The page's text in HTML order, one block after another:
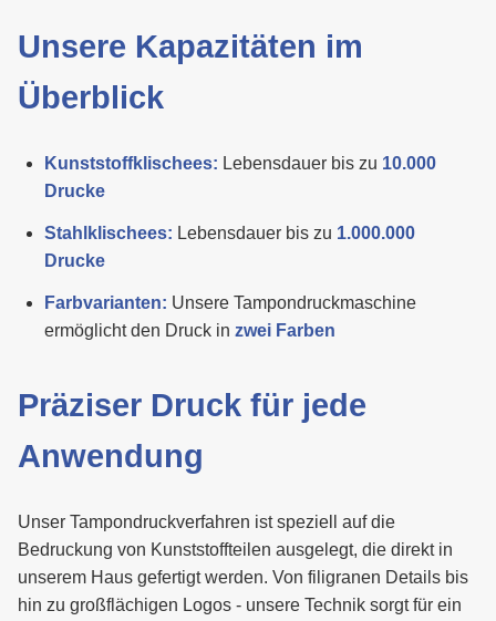
Unsere Kapazitäten im
Überblick
Kunststoffklischees: Lebensdauer bis zu 10.000
Drucke
Stahlklischees: Lebensdauer bis zu 1.000.000
Drucke
Farbvarianten: Unsere Tampondruckmaschine
ermöglicht den Druck in zwei Farben
Präziser Druck für jede
Anwendung
Unser Tampondruckverfahren ist speziell auf die
Bedruckung von Kunststoffteilen ausgelegt, die direkt in
unserem Haus gefertigt werden. Von filigranen Details bis
hin zu großflächigen Logos - unsere Technik sorgt für ein